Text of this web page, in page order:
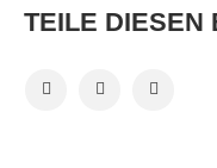
TEILE DIESEN